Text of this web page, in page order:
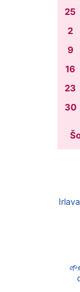
25
2
9
16
23
30